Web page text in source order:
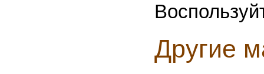
Другие